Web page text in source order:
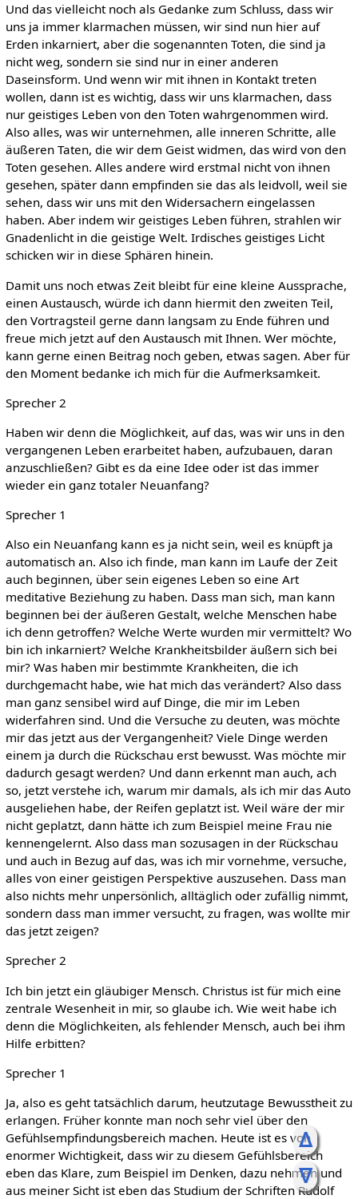
ᐃ
ᐁ
Und das vielleicht noch als Gedanke zum Schluss, dass wir
uns ja immer klarmachen müssen, wir sind nun hier auf
Erden inkarniert, aber die sogenannten Toten, die sind ja
nicht weg, sondern sie sind nur in einer anderen
Daseinsform. Und wenn wir mit ihnen in Kontakt treten
wollen, dann ist es wichtig, dass wir uns klarmachen, dass
nur geistiges Leben von den Toten wahrgenommen wird.
Also alles, was wir unternehmen, alle inneren Schritte, alle
äußeren Taten, die wir dem Geist widmen, das wird von den
Toten gesehen. Alles andere wird erstmal nicht von ihnen
gesehen, später dann empfinden sie das als leidvoll, weil sie
sehen, dass wir uns mit den Widersachern eingelassen
haben. Aber indem wir geistiges Leben führen, strahlen wir
Gnadenlicht in die geistige Welt. Irdisches geistiges Licht
schicken wir in diese Sphären hinein.
Damit uns noch etwas Zeit bleibt für eine kleine Aussprache,
einen Austausch, würde ich dann hiermit den zweiten Teil,
den Vortragsteil gerne dann langsam zu Ende führen und
freue mich jetzt auf den Austausch mit Ihnen. Wer möchte,
kann gerne einen Beitrag noch geben, etwas sagen. Aber für
den Moment bedanke ich mich für die Aufmerksamkeit.
Sprecher 2
Haben wir denn die Möglichkeit, auf das, was wir uns in den
vergangenen Leben erarbeitet haben, aufzubauen, daran
anzuschließen? Gibt es da eine Idee oder ist das immer
wieder ein ganz totaler Neuanfang?
Sprecher 1
Also ein Neuanfang kann es ja nicht sein, weil es knüpft ja
automatisch an. Also ich finde, man kann im Laufe der Zeit
auch beginnen, über sein eigenes Leben so eine Art
meditative Beziehung zu haben. Dass man sich, man kann
beginnen bei der äußeren Gestalt, welche Menschen habe
ich denn getroffen? Welche Werte wurden mir vermittelt? Wo
bin ich inkarniert? Welche Krankheitsbilder äußern sich bei
mir? Was haben mir bestimmte Krankheiten, die ich
durchgemacht habe, wie hat mich das verändert? Also dass
man ganz sensibel wird auf Dinge, die mir im Leben
widerfahren sind. Und die Versuche zu deuten, was möchte
mir das jetzt aus der Vergangenheit? Viele Dinge werden
einem ja durch die Rückschau erst bewusst. Was möchte mir
dadurch gesagt werden? Und dann erkennt man auch, ach
so, jetzt verstehe ich, warum mir damals, als ich mir das Auto
ausgeliehen habe, der Reifen geplatzt ist. Weil wäre der mir
nicht geplatzt, dann hätte ich zum Beispiel meine Frau nie
kennengelernt. Also dass man sozusagen in der Rückschau
und auch in Bezug auf das, was ich mir vornehme, versuche,
alles von einer geistigen Perspektive auszusehen. Dass man
also nichts mehr unpersönlich, alltäglich oder zufällig nimmt,
sondern dass man immer versucht, zu fragen, was wollte mir
das jetzt zeigen?
Sprecher 2
Ich bin jetzt ein gläubiger Mensch. Christus ist für mich eine
zentrale Wesenheit in mir, so glaube ich. Wie weit habe ich
denn die Möglichkeiten, als fehlender Mensch, auch bei ihm
Hilfe erbitten?
Sprecher 1
Ja, also es geht tatsächlich darum, heutzutage Bewusstheit zu
erlangen. Früher konnte man noch sehr viel über den
Gefühlsempfindungsbereich machen. Heute ist es von
enormer Wichtigkeit, dass wir zu diesem Gefühlsbereich
eben das Klare, zum Beispiel im Denken, dazu nehmen und
aus meiner Sicht ist eben das Studium der Schriften Rudolf